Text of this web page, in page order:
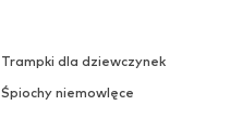
Trampki dla dziewczynek
Śpiochy niemowlęce